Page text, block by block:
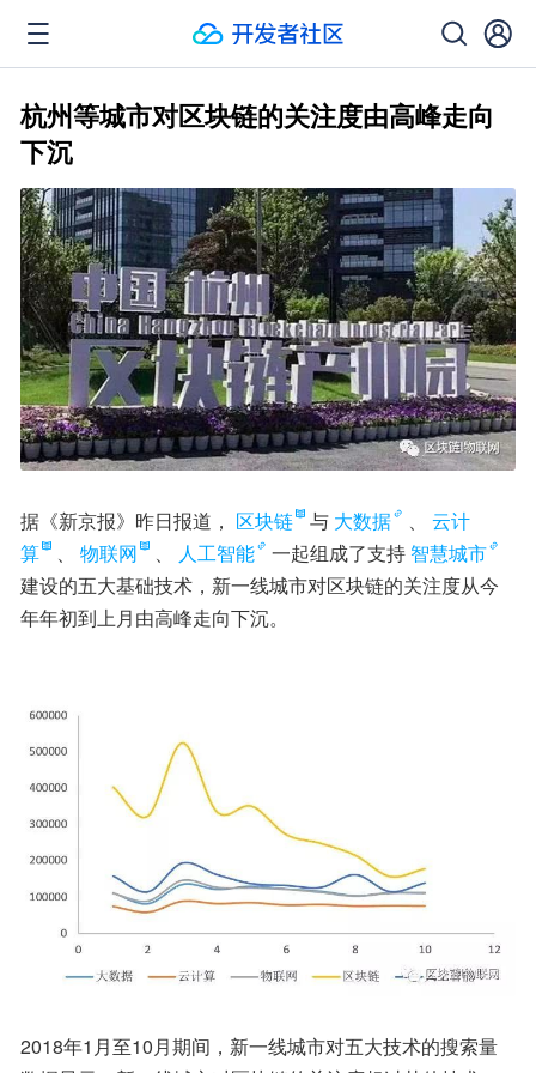
杭州等城市对区块链的关注度由高峰走向
下沉
据《新京报》昨日报道， 区块链 与 大数据
云计
算
物联网 人工智能 一起组成了支持 智慧城市
建设的五大基础技术，新一线城市对区块链的关注度从今
年年初到上月由高峰走向下沉。
2018年1月至10月期间，新一线城市对五大技术的搜索量